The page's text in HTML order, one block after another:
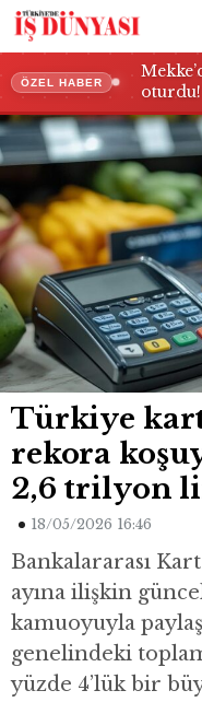
ÖZEL HABER
Türkiye
rekora
2,6 trilyon
18/05/2026 16:46
Bankalararası
ayına ilişkin
kamuoyuyla
genelindeki
yüzde 4’lük bir